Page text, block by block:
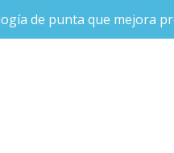
de punta que mejora